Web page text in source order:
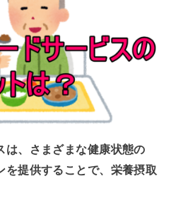
は、さまざまな健康状態の
を提供することで、栄養摂取